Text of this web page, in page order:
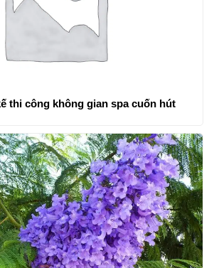
thi công không gian spa cuốn hút